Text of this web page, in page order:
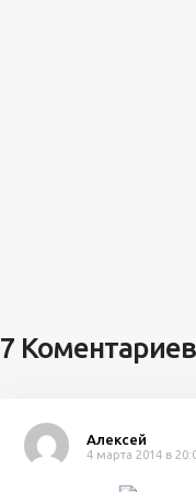
7 Коментариев
Алексей
4 марта 2014 в